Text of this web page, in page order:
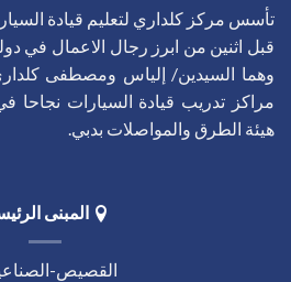
قبل اثنين من ابرز رجال الاعمال في
وهما السيدين/ إلياس ومصطفى
مراكز تدريب قيادة السيارات
هيئة الطرق والمواصلات بدبي.
المبنى
القصيص-